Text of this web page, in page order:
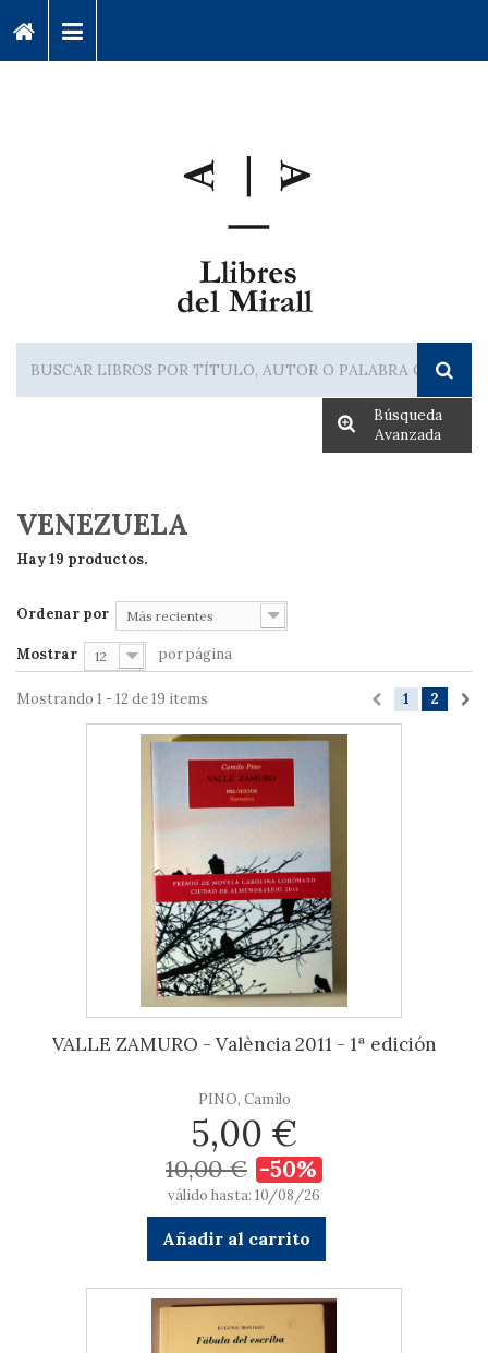
Búsqueda
Avanzada
VENEZUELA
Hay 19 productos.
Ordenar por Más recientes
Mostrar 12 por página
1 2
Mostrando 1 - 12 de 19 items
VALLE ZAMURO - València 2011 - 1ª edición
PINO, Camilo
5,00 €
10,00 € -50%
válido hasta: 10/08/26
Añadir al carrito